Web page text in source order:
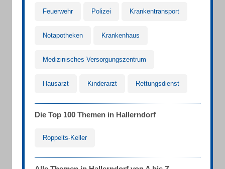
Feuerwehr Polizei Krankentransport
Notapotheken Krankenhaus
Medizinisches Versorgungszentrum
Hausarzt Kinderarzt Rettungsdienst
Die Top 100 Themen in Hallerndorf
Roppelts-Keller